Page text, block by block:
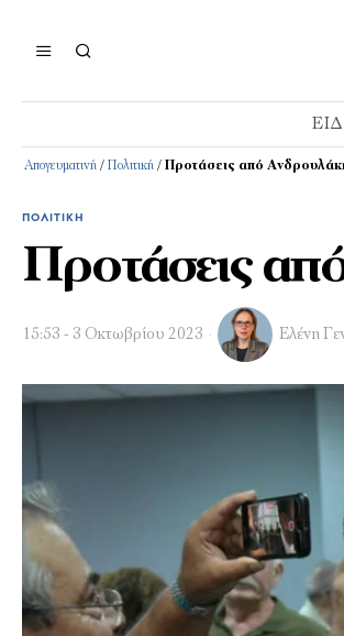
Απογευματινή / Πολιτική / Προτάσεις από
ΠΟΛΙΤΙΚΉ
Προτάσεις
15:53 - 3 Οκτωβρίου 2023 Ελένη